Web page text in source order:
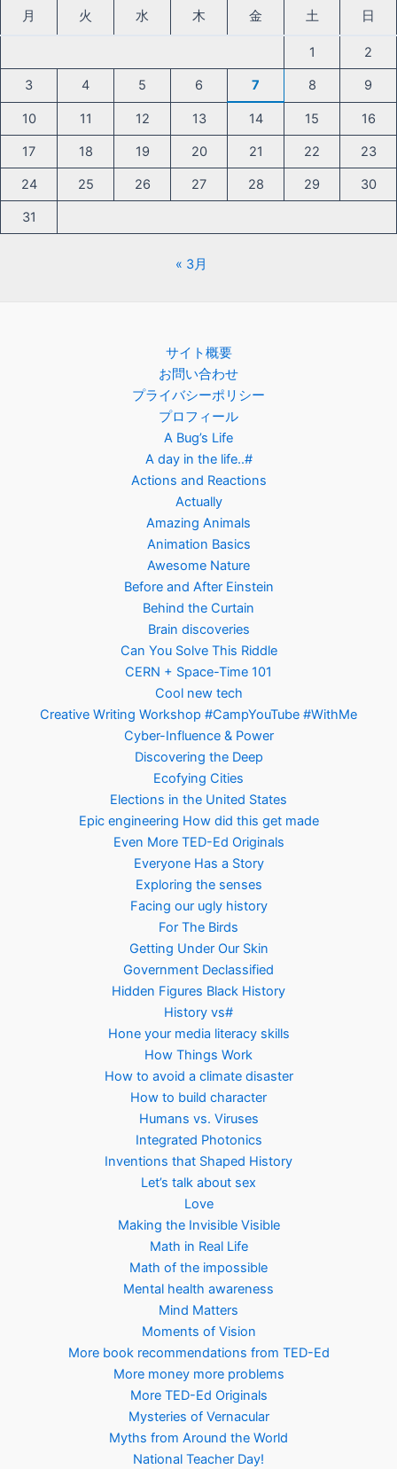
月 火 水 木 金 土 日
1 2
3 4 5 6 7 8 9
10 11 12 13 14 15 16
17 18 19 20 21 22 23
24 25 26 27 28 29 30
31
« 3月
サイト概要
お問い合わせ
プライバシーポリシー
プロフィール
A Bug’s Life
A day in the life..#
Actions and Reactions
Actually
Amazing Animals
Animation Basics
Awesome Nature
Before and After Einstein
Behind the Curtain
Brain discoveries
Can You Solve This Riddle
CERN + Space-Time 101
Cool new tech
Creative Writing Workshop #CampYouTube #WithMe
Cyber-Influence & Power
Discovering the Deep
Ecofying Cities
Elections in the United States
Epic engineering How did this get made
Even More TED-Ed Originals
Everyone Has a Story
Exploring the senses
Facing our ugly history
For The Birds
Getting Under Our Skin
Government Declassified
Hidden Figures Black History
History vs#
Hone your media literacy skills
How Things Work
How to avoid a climate disaster
How to build character
Humans vs. Viruses
Integrated Photonics
Inventions that Shaped History
Let’s talk about sex
Love
Making the Invisible Visible
Math in Real Life
Math of the impossible
Mental health awareness
Mind Matters
Moments of Vision
More book recommendations from TED-Ed
More money more problems
More TED-Ed Originals
Mysteries of Vernacular
Myths from Around the World
National Teacher Day!